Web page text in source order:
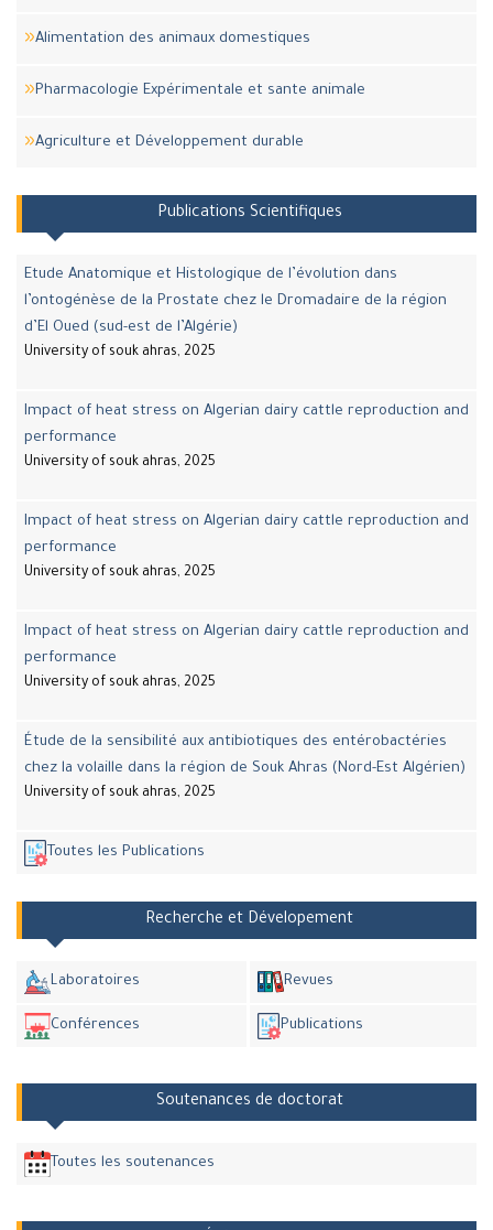
Alimentation des animaux domestiques
Pharmacologie Expérimentale et sante animale
Agriculture et Développement durable
Publications Scientifiques
Etude Anatomique et Histologique de l’évolution dans
l’ontogénèse de la Prostate chez le Dromadaire de la région
d’El Oued (sud-est de l’Algérie)
University of souk ahras, 2025
Impact of heat stress on Algerian dairy cattle reproduction and
performance
University of souk ahras, 2025
Impact of heat stress on Algerian dairy cattle reproduction and
performance
University of souk ahras, 2025
Impact of heat stress on Algerian dairy cattle reproduction and
performance
University of souk ahras, 2025
Étude de la sensibilité aux antibiotiques des entérobactéries
chez la volaille dans la région de Souk Ahras (Nord-Est Algérien)
University of souk ahras, 2025
Toutes les Publications
Recherche et Dévelopement
Laboratoires Revues
Conférences Publications
Soutenances de doctorat
Toutes les soutenances